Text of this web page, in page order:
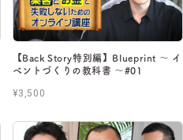
【Back Story特別編】Blueprint 〜 イ
ベントづくりの教科書 〜#01
¥3,500